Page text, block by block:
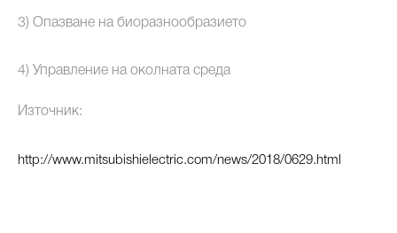
3) Опазване на биоразнообразието
4) Управление на околната среда
Източник:
http://www.mitsubishielectric.com/news/2018/0629.html